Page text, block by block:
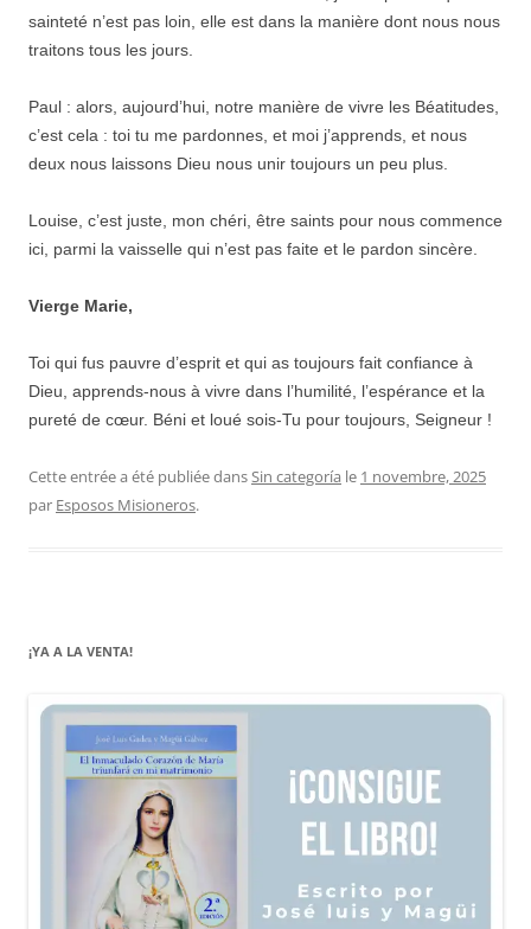
sainteté n’est pas loin, elle est dans la manière dont nous nous
traitons tous les jours.
Paul : alors, aujourd’hui, notre manière de vivre les Béatitudes,
c’est cela : toi tu me pardonnes, et moi j’apprends, et nous
deux nous laissons Dieu nous unir toujours un peu plus.
Louise, c’est juste, mon chéri, être saints pour nous commence
ici, parmi la vaisselle qui n’est pas faite et le pardon sincère.
Vierge Marie,
Toi qui fus pauvre d’esprit et qui as toujours fait confiance à
Dieu, apprends-nous à vivre dans l’humilité, l’espérance et la
pureté de cœur. Béni et loué sois-Tu pour toujours, Seigneur !
Cette entrée a été publiée dansSin categoría le 1 novembre, 2025
par Esposos Misioneros.
¡YA A LA VENTA!